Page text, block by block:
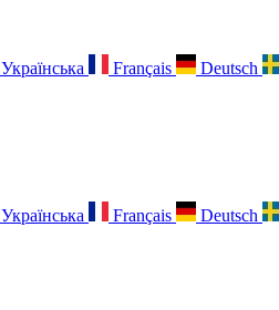
Українська Français Deutsch
Українська Français Deutsch